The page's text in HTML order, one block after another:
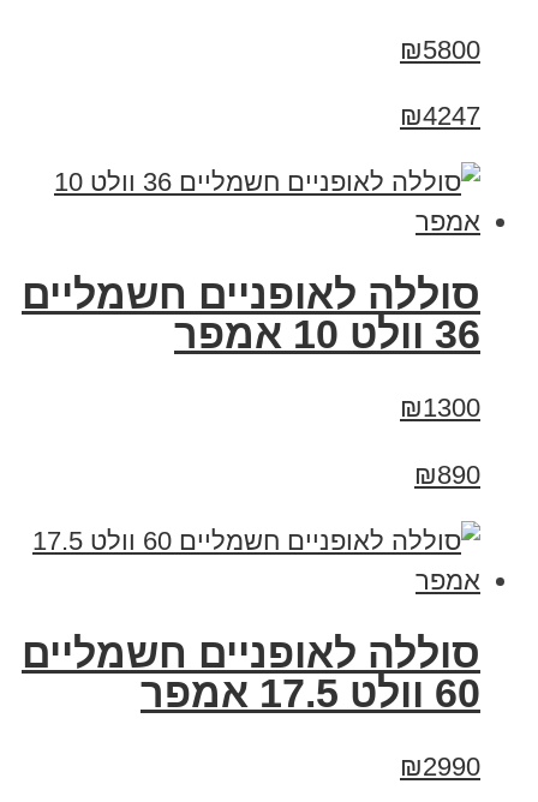
₪5800
₪4247
סוללה לאופניים חשמליים
36 וולט 10 אמפר
₪1300
₪890
סוללה לאופניים חשמליים
60 וולט 17.5 אמפר
₪2990